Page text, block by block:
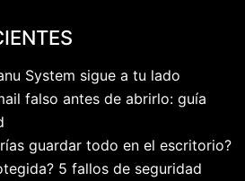
System sigue a tu lado
falso antes de abrirlo: guía
guardar todo en el escritorio?
5 fallos de seguridad